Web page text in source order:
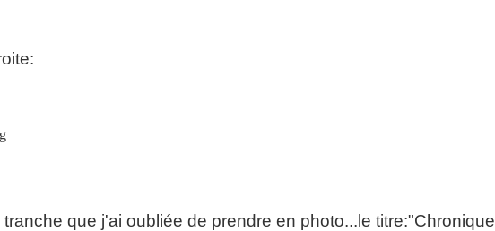
tranche que j'ai oubliée de prendre en photo...le titre:"Chronique